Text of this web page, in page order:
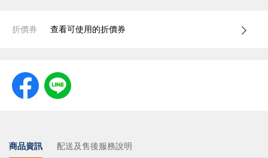
折價券 查看可使用的折價券
商品資訊 配送及售後服務說明